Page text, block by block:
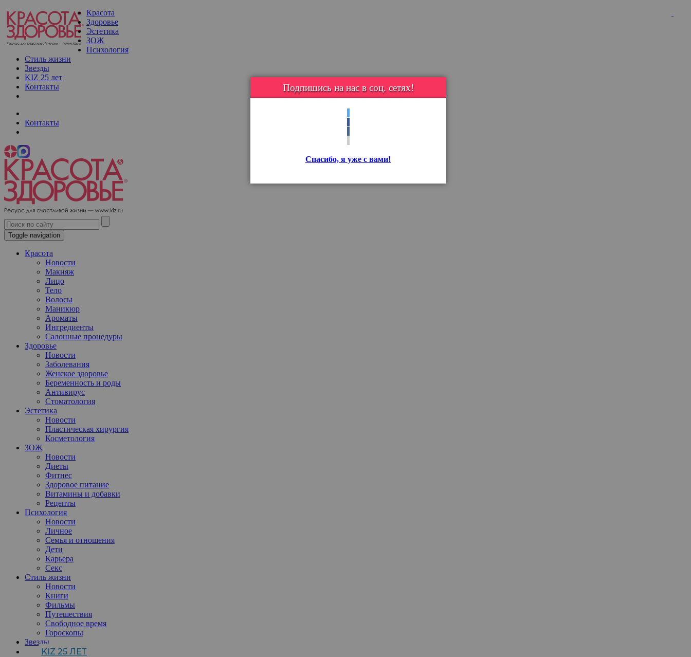
Красота
Здоровье
Эстетика
ЗОЖ
Психология
Стиль жизни
Звезды
KIZ 25 лет
Контакты
Контакты
Toggle navigation
Красота
Новости
Макияж
Лицо
Тело
Волосы
Маникюр
Ароматы
Ингредиенты
Салонные процедуры
Здоровье
Новости
Заболевания
Женское здоровье
Беременность и роды
Антивирус
Стоматология
Эстетика
Новости
Пластическая хирургия
Косметология
ЗОЖ
Новости
Диеты
Фитнес
Здоровое питание
Витамины и добавки
Рецепты
Психология
Новости
Личное
Семья и отношения
Дети
Карьера
Секс
Стиль жизни
Новости
Книги
Фильмы
Путешествия
Свободное время
Гороскопы
Звезды
KIZ 25 ЛЕТ
Подпишись на нас в соц. сетях!
Спасибо, я уже с вами!